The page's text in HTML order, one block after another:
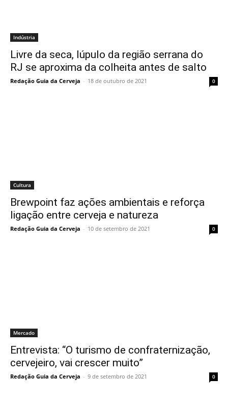
Indústria
Livre da seca, lúpulo da região serrana do
RJ se aproxima da colheita antes de salto
Redação Guia da Cerveja - 18 de outubro de 2021 0
Cultura
Brewpoint faz ações ambientais e reforça
ligação entre cerveja e natureza
Redação Guia da Cerveja - 10 de setembro de 2021 0
Mercado
Entrevista: “O turismo de confraternização,
cervejeiro, vai crescer muito”
Redação Guia da Cerveja - 9 de setembro de 2021 0